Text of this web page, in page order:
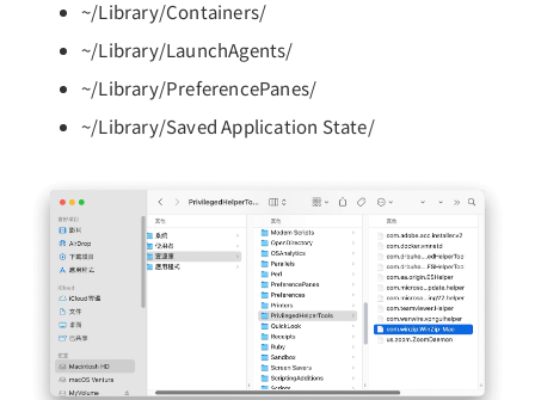
~/Library/Containers/
~/Library/LaunchAgents/
~/Library/PreferencePanes/
~/Library/Saved Application State/